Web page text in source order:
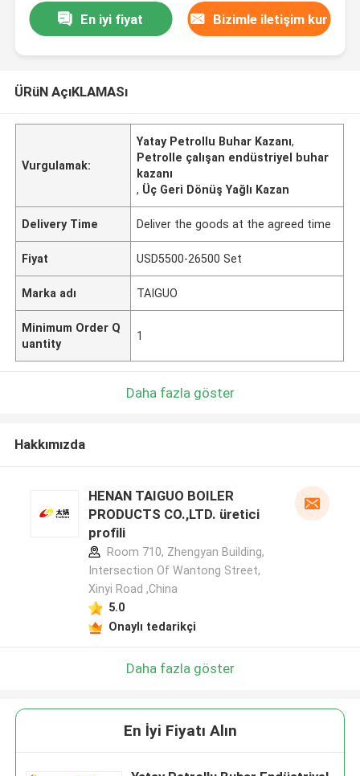
En iyi fiyat Bizimle iletişim kur
ÜRüN AçıKLAMASı
Vurgulamak:
Yatay Petrollu Buhar Kazanı,
Petrolle çalışan endüstriyel buhar
kazanı
, Üç Geri Dönüş Yağlı Kazan
Delivery Time Deliver the goods at the agreed time
Fiyat USD5500-26500 Set
Marka adı TAIGUO
Minimum Order Q
uantity
1
Daha fazla göster
Hakkımızda
HENAN TAIGUO BOILER
PRODUCTS CO.,LTD. üretici
profili
Room 710, Zhengyan Building,
Intersection Of Wantong Street,
Xinyi Road ,China
5.0
Onaylı tedarikçi
Daha fazla göster
En İyi Fiyatı Alın